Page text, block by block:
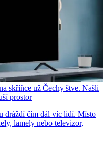
skříňce už Čechy štve. Našli
prostor
dráždí čím dál víc lidí. Místo
lamely nebo televizor,